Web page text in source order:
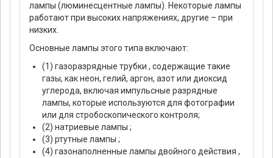
лампы (люминесцентные лампы). Некоторые лампы
работают при высоких напряжениях, другие – при
низких.
Основные лампы этого типа включают:
(1) газоразрядные трубки , содержащие такие
газы, как неон, гелий, аргон, азот или диоксид
углерода, включая импульсные разрядные
лампы, которые используются для фотографии
или для стробоскопического контроля;
(2) натриевые лампы ;
(3) ртутные лампы ;
(4) газонаполненные лампы двойного действия ,